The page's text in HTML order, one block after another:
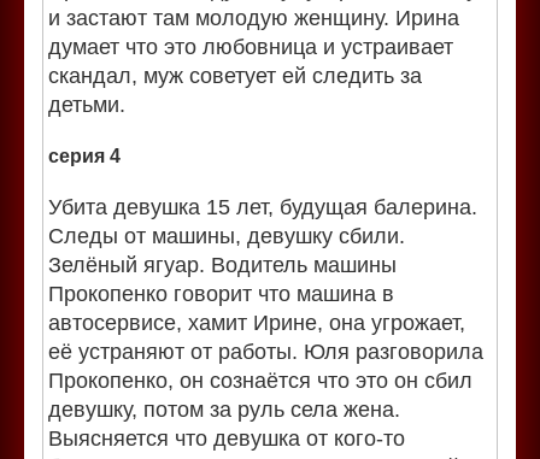
и застают там молодую женщину. Ирина
думает что это любовница и устраивает
скандал, муж советует ей следить за
детьми.
серия 4
Убита девушка 15 лет, будущая балерина.
Следы от машины, девушку сбили.
Зелёный ягуар. Водитель машины
Прокопенко говорит что машина в
автосервисе, хамит Ирине, она угрожает,
её устраняют от работы. Юля разговорила
Прокопенко, он сознаётся что это он сбил
девушку, потом за руль села жена.
Выясняется что девушка от кого-то